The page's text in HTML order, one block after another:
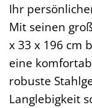
Ihr
Mit seinen
x 33 x 196 cm
eine
robuste
Langlebigkeit